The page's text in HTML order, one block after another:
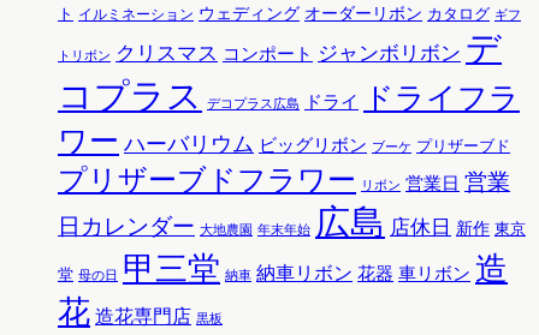
ト イルミネーション ウェディング オーダーリボン カタログ ギフ
トリボン クリスマス コンポート ジャンボリボン デ
コプラス
デコプラス広島 ドライ
ドライフラ
ワー ハーバリウム ビッグリボン ブーケ プリザーブド
プリザーブドフラワー リボン 営業日 営業
日カレンダー 大地農園 年末年始 広島 店休日 新作 東京
堂 母の日 甲三堂 納車 納車リボン 花器 車リボン 造
花 造花専門店 黒板